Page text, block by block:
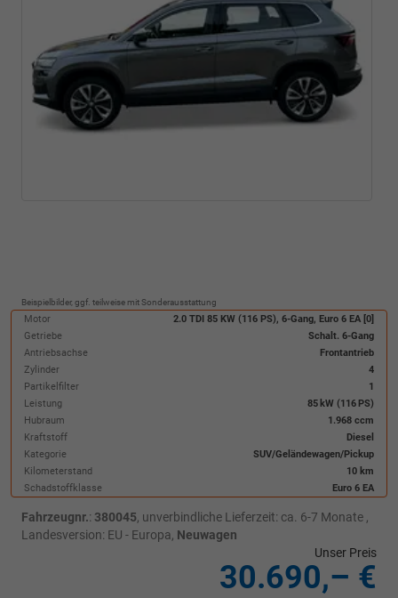
Beispielbilder, ggf. teilweise mit Sonderausstattung
Motor
2.0 TDI 85 KW (116 PS), 6-Gang, Euro 6 EA [0]
Getriebe
Schalt. 6-Gang
Antriebsachse
Frontantrieb
Zylinder
4
Partikelfilter
1
Leistung
85 kW (116 PS)
Hubraum
1.968 ccm
Kraftstoff
Diesel
Kategorie
SUV/Geländewagen/Pickup
Kilometerstand
10 km
Schadstoffklasse
Euro 6 EA
Fahrzeugnr.: 380045, unverbindliche Lieferzeit: ca. 6-7 Monate ,
Landesversion: EU - Europa, Neuwagen
Unser Preis
30.690,– €